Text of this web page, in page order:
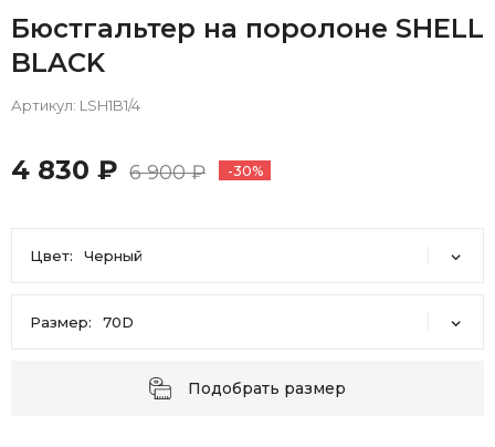
Бюстгальтер на поролоне SHELL
BLACK
Артикул: LSH1B1/4
4 830 ₽ 6 900 ₽ -30%
Цвет: Черный
Размер: 70D
75B 75C 75D
Подобрать размер